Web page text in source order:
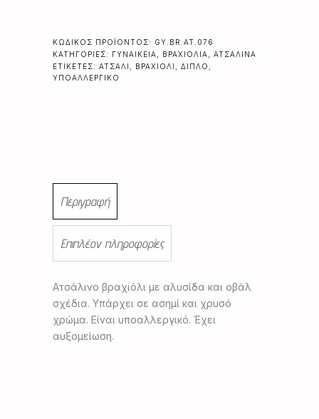
ΚΩΔΙΚΌΣ ΠΡΟΪΌΝΤΟΣ: GY.BR.AT.076
ΚΑΤΗΓΟΡΊΕΣ: ΓΥΝΑΙΚΕΊΑ ΒΡΑΧΙΌΛΙΑ
ΑΤΣΆΛΙΝΑ
ΕΤΙΚΈΤΕΣ: ΑΤΣΆΛΙ ΒΡΑΧΙΌΛΙ ΔΙΠΛΌ
ΥΠΟΑΛΛΕΡΓΙΚΌ
Περιγραφή
Επιπλέον πληροφορίες
Ατσάλινο βραχιόλι με αλυσίδα και οβάλ
σχέδια. Υπάρχει σε ασημί και χρυσό
χρώμα. Είναι υποαλλεργικό. Έχει
αυξομείωση.